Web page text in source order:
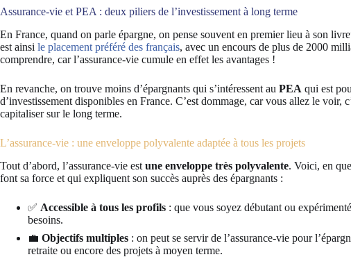
Assurance-vie et PEA : deux piliers de l’investissement à long terme
En France, quand on parle épargne, on pense souvent en premier lieu à son
est ainsi le placement préféré des français, avec un encours de plus de 2000
comprendre, car l’assurance-vie cumule en effet les avantages !
En revanche, on trouve moins d’épargnants qui s’intéressent au PEA qui est
d’investissement disponibles en France. C’est dommage, car vous allez le voir,
capitaliser sur le long terme.
L’assurance-vie : une enveloppe polyvalente adaptée à tous les projets
Tout d’abord, l’assurance-vie est une enveloppe très polyvalente. Voici, en
font sa force et qui expliquent son succès auprès des épargnants :
✅ Accessible à tous les profils : que vous soyez débutant ou
besoins.
💼 Objectifs multiples : on peut se servir de l’assurance-vie pour
retraite ou encore des projets à moyen terme.